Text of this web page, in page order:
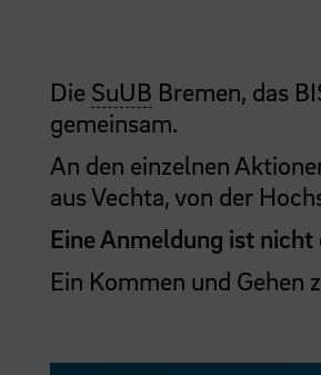
Die SuUB Bremen, das
gemeinsam.
An den einzelnen
aus Vechta, von der
Eine Anmeldung ist
Ein Kommen und Gehen